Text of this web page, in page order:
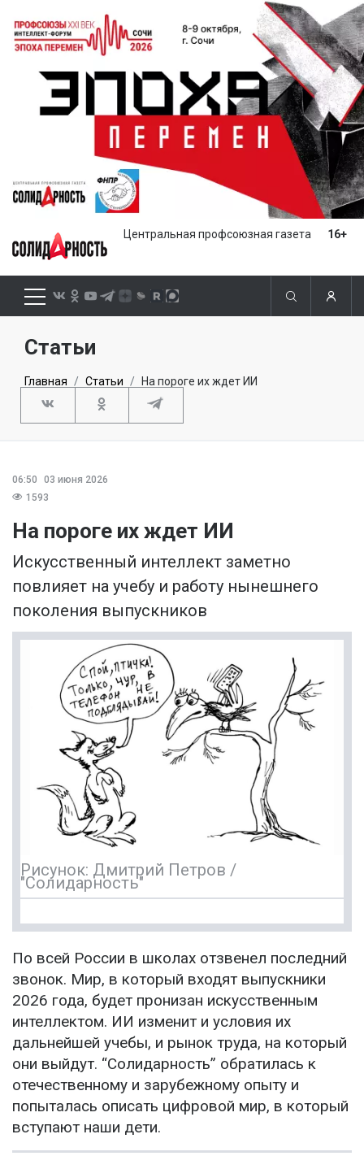
Центральная профсоюзная газета 16+
Статьи
Главная Статьи На пороге их ждет ИИ
06:50
03 июня 2026
1593
На пороге их ждет ИИ
Искусственный интеллект заметно
повлияет на учебу и работу нынешнего
поколения выпускников
Рисунок: Дмитрий Петров /
"Солидарность"
По всей России в школах отзвенел последний
звонок. Мир, в который входят выпускники
2026 года, будет пронизан искусственным
интеллектом. ИИ изменит и условия их
дальнейшей учебы, и рынок труда, на который
они выйдут. “Солидарность” обратилась к
отечественному и зарубежному опыту и
попыталась описать цифровой мир, в который
вступают наши дети.